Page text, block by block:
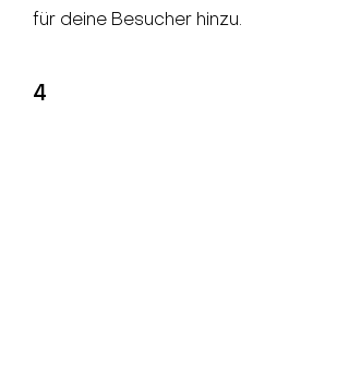
für deine Besucher hinzu.
4